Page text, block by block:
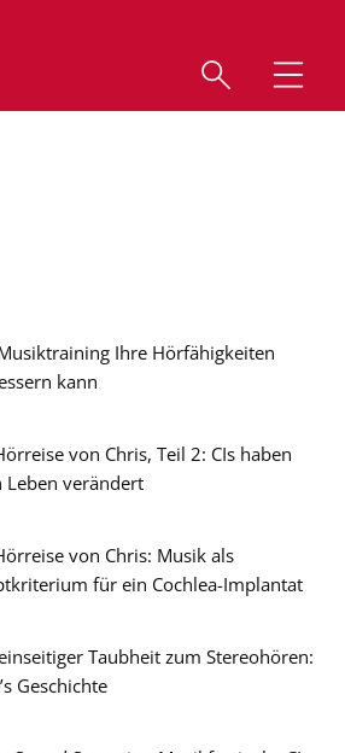
Ihre Hörfähigkeiten
kann
von Chris, Teil 2: CIs haben
Leben verändert
von Chris: Musik als
für ein Cochlea-Implantat
Taubheit zum Stereohören:
Geschichte